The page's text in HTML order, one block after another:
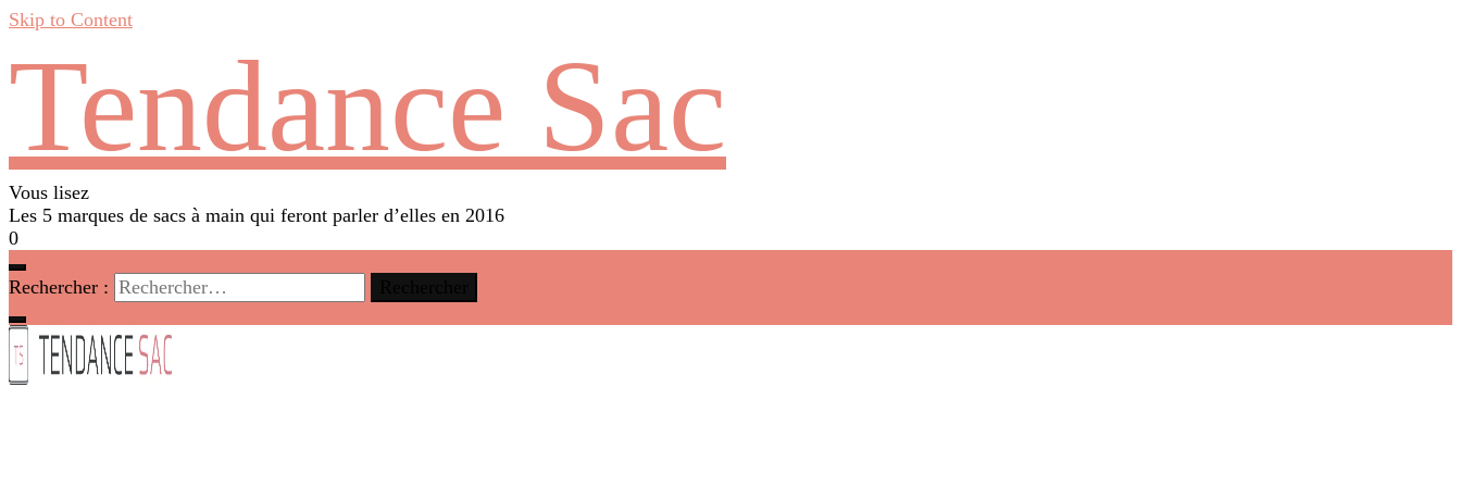
Skip to Content
Tendance Sac
Vous lisez
Les 5 marques de sacs à main qui feront parler d’elles en 2016
0
Rechercher :